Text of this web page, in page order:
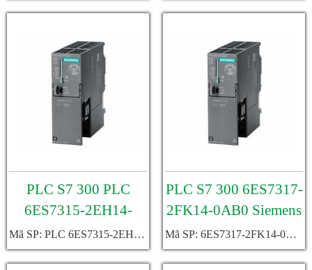
PLC S7 300 PLC
6ES7315-2EH14-
0AB0 Siemens
Mã SP: PLC 6ES7315-2EH14-0AB0
PLC S7 300 6ES7317-
2FK14-0AB0 Siemens
Mã SP: 6ES7317-2FK14-0AB0